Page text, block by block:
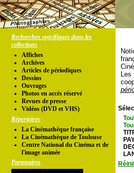
Recherches spécifiques dans les
collections
Affiches
Archives
Articles de périodiques
Dessins
Ouvrages
Photos en accés réservé
Revues de presse
Vidéos (DVD et VHS)
Répertoires
La Cinémathèque française
La Cinémathèque de Toulouse
Centre National du Cinéma et de
l'image animée
Partenaires
Les